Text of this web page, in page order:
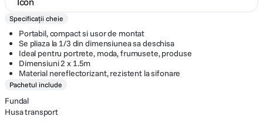
Specificații cheie
Portabil, compact si usor de montat
Se pliaza la 1/3 din dimensiunea sa deschisa
Ideal pentru portrete, moda, frumusete, produse
Dimensiuni 2 x 1.5m
Material nereflectorizant, rezistent la sifonare
Pachetul include
Fundal
Husa transport